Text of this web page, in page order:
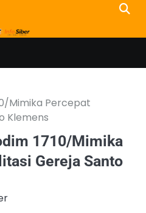
Mimika Percepat
Klemens
1710/Mimika
Gereja Santo